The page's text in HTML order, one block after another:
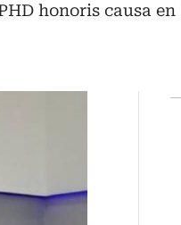
honoris causa en